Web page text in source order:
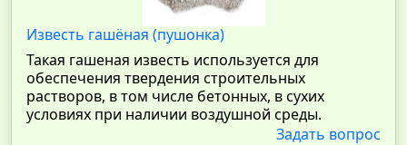
Известь гашёная (пушонка)
Такая гашеная известь используется для
обеспечения твердения строительных
растворов, в том числе бетонных, в сухих
условиях при наличии воздушной среды.
Задать вопрос